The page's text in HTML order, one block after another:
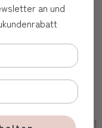
an und